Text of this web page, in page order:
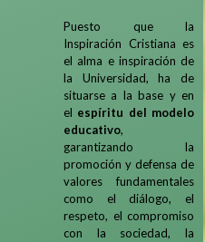
Puesto que la
Inspiración Cristiana es
el alma e inspiración de
la Universidad, ha de
situarse a la base y en
el espíritu del modelo
educativo,
garantizando la
promoción y defensa de
valores fundamentales
como el diálogo, el
respeto, el compromiso
con la sociedad, la